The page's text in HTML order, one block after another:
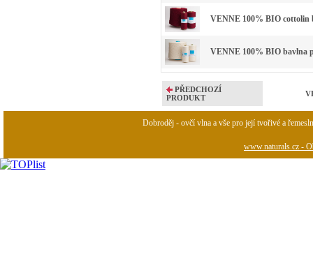
VENNE 100% BIO cottolin
VENNE 100% BIO bavlna
PŘEDCHOZÍ
PRODUKT
Dobroděj - ovčí vlna a vše pro její tvořivé a
www.naturals.cz -